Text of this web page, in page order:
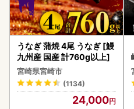
うなぎ 蒲焼 4尾 うなぎ [鰻
九州産 国産 計760g以上]
宮崎県宮崎市
(1134)
24,000